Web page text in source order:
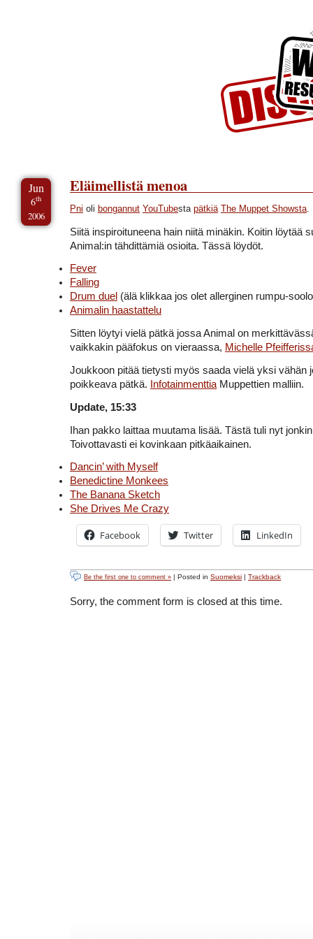
Jun
6th
2006
Eläimellistä menoa
Pni oli bongannut YouTubesta pätkiä The Muppet Showsta
Siitä inspiroituneena hain niitä minäkin. Koitin löytää
Animal:in tähdittämiä osioita. Tässä löydöt.
Fever
Falling
Drum duel (älä klikkaa jos olet allerginen rumpu-
Animalin haastattelu
Sitten löytyi vielä pätkä jossa Animal on
vaikkakin pääfokus on vieraassa, Michelle
Joukkoon pitää tietysti myös saada vielä yksi vähän
poikkeava pätkä.
Infotainmenttia Muppettien malliin.
Update, 15:33
Ihan pakko laittaa muutama lisää. Tästä tuli nyt
Toivottavasti ei kovinkaan pitkäaikainen.
Dancin’ with Myself
Benedictine Monkees
The Banana Sketch
She Drives Me Crazy
Facebook Twitter LinkedIn
Be the first one to comment » | Posted in Suomeksi | Trackback
Sorry, the comment form is closed at this time.